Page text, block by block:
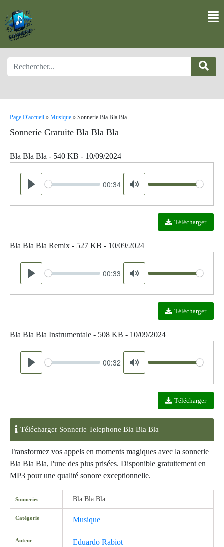
Page D'accueil » Musique » Sonnerie Bla Bla Bla
Sonnerie Gratuite Bla Bla Bla
Bla Bla Bla - 540 KB - 10/09/2024
Play
Seek 00:34
Mute
Volume
Télécharger
Bla Bla Bla Remix - 527 KB - 10/09/2024
Play
Seek 00:33
Mute
Volume
Télécharger
Bla Bla Bla Instrumentale - 508 KB - 10/09/2024
Play
Seek 00:32
Mute
Volume
Télécharger
Télécharger Sonnerie Telephone Bla Bla Bla
Transformez vos appels en moments magiques avec la sonnerie
Bla Bla Bla, l'une des plus prisées. Disponible gratuitement en
MP3 pour une qualité sonore exceptionnelle.
Sonneries Bla Bla Bla
Catégorie Musique
Auteur Eduardo Rabiot